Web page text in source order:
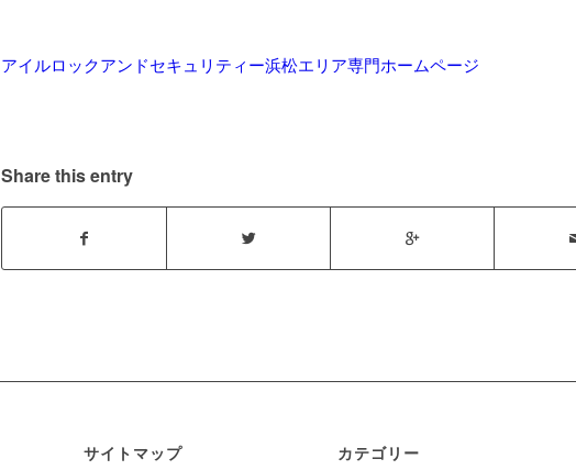
アイルロックアンドセキュリティー浜松エリア専門ホームページ
Share this entry
サイトマップ カテゴリー